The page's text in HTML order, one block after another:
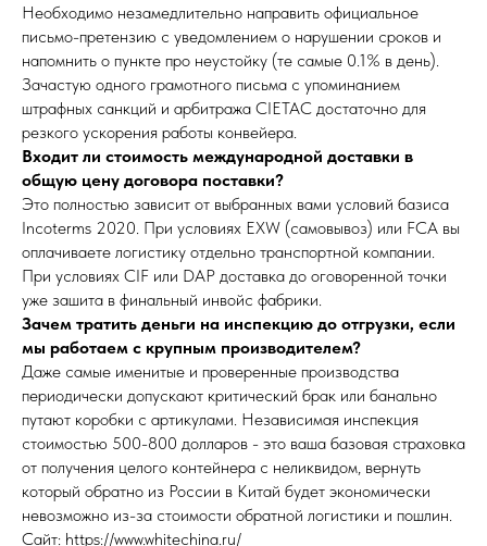
Необходимо незамедлительно направить официальное
письмо-претензию с уведомлением о нарушении сроков и
напомнить о пункте про неустойку (те самые 0.1% в день).
Зачастую одного грамотного письма с упоминанием
штрафных санкций и арбитража CIETAC достаточно для
резкого ускорения работы конвейера.
Входит ли стоимость международной доставки в
общую цену договора поставки?
Это полностью зависит от выбранных вами условий базиса
Incoterms 2020. При условиях EXW (самовывоз) или FCA вы
оплачиваете логистику отдельно транспортной компании.
При условиях CIF или DAP доставка до оговоренной точки
уже зашита в финальный инвойс фабрики.
Зачем тратить деньги на инспекцию до отгрузки, если
мы работаем с крупным производителем?
Даже самые именитые и проверенные производства
периодически допускают критический брак или банально
путают коробки с артикулами. Независимая инспекция
стоимостью 500-800 долларов - это ваша базовая страховка
от получения целого контейнера с неликвидом, вернуть
который обратно из России в Китай будет экономически
невозможно из-за стоимости обратной логистики и пошлин.
Сайт: https://www.whitechina.ru/